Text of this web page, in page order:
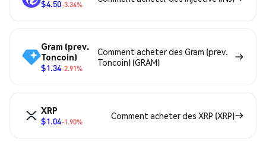
$4.50-3.34%
Gram (prev.
Toncoin)
$1.34-2.91%
Comment acheter des Gram (prev.
Toncoin) (GRAM)
XRP
$1.04-1.90%
Comment acheter des XRP (XRP)